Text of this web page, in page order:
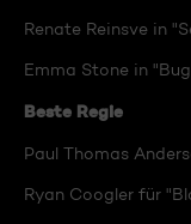
Renate Reinsve in
Emma Stone in
Beste Regie
Paul Thomas
Ryan Coogler für